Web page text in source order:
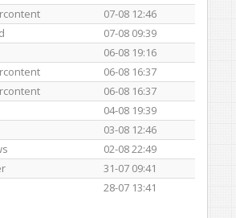
07-08 12:46
07-08 09:39
06-08 19:16
06-08 16:37
06-08 16:37
04-08 19:39
03-08 12:46
02-08 22:49
31-07 09:41
28-07 13:41